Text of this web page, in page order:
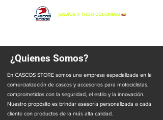
¿Quienes Somos?
En CASCOS STORE somos una empresa especializada en la
comercialización de cascos y accesorios para motociclistas,
comprometidos con la seguridad, el estilo y la innovación.
Nuestro propósito es brindar asesoría personalizada a cada
cliente con productos de la más alta calidad.